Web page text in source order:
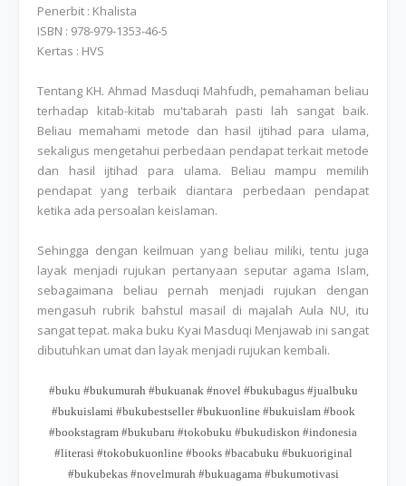
Penerbit : Khalista
ISBN : 978-979-1353-46-5
Kertas : HVS
Tentang KH. Ahmad Masduqi Mahfudh, pemahaman beliau
terhadap kitab-kitab mu'tabarah pasti lah sangat baik.
Beliau memahami metode dan hasil ijtihad para ulama,
sekaligus mengetahui perbedaan pendapat terkait metode
dan hasil ijtihad para ulama. Beliau mampu memilih
pendapat yang terbaik diantara perbedaan pendapat
ketika ada persoalan keislaman.
Sehingga dengan keilmuan yang beliau miliki, tentu juga
layak menjadi rujukan pertanyaan seputar agama Islam,
sebagaimana beliau pernah menjadi rujukan dengan
mengasuh rubrik bahstul masail di majalah Aula NU, itu
sangat tepat. maka buku Kyai Masduqi Menjawab ini sangat
dibutuhkan umat dan layak menjadi rujukan kembali.
#buku #bukumurah #bukuanak #novel #bukubagus #jualbuku
#bukuislami #bukubestseller #bukuonline #bukuislam #book
#bookstagram #bukubaru #tokobuku #bukudiskon #indonesia
#literasi #tokobukuonline #books #bacabuku #bukuoriginal
#bukubekas #novelmurah #bukuagama #bukumotivasi